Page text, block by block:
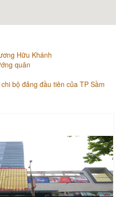
Hữu Khánh
quân
bộ đảng đầu tiên của TP Sầm